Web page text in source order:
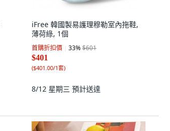
iFree 韓國製易護理穆勒室內拖鞋,
薄荷綠, 1個
首購折扣價 33%$601
$401
($401.00/1套)
8/12 星期三 預計送達